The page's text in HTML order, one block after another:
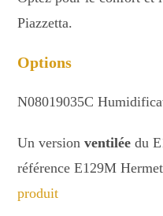
Piazzetta.
Options
N08019035C
Un versionventilée du
référence E129M
produit